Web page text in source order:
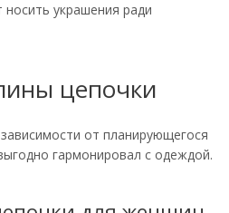
украшения ради
цепочки
от планирующегося
гармонировал с одеждой.